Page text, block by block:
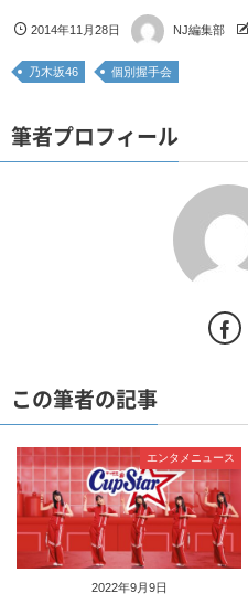
2014年11月28日 NJ編集部
乃木坂46 個別握手会
筆者プロフィール
この筆者の記事
2022年9月9日
エンタメニュース